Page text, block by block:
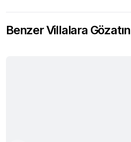
Benzer Villalara Gözatın